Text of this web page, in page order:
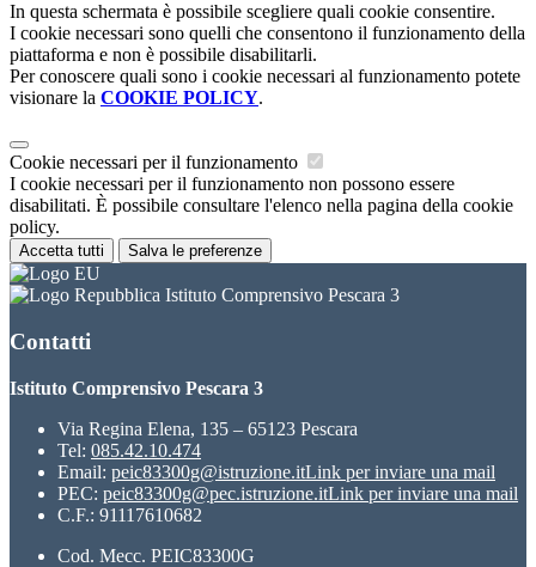
In questa schermata è possibile scegliere quali cookie consentire.
I cookie necessari sono quelli che consentono il funzionamento della
piattaforma e non è possibile disabilitarli.
Per conoscere quali sono i cookie necessari al funzionamento potete
visionare la COOKIE POLICY.
Cookie necessari per il funzionamento
I cookie necessari per il funzionamento non possono essere
disabilitati. È possibile consultare l'elenco nella pagina della cookie
policy.
Accetta tutti Salva le preferenze
Istituto Comprensivo Pescara 3
Contatti
Istituto Comprensivo Pescara 3
Via Regina Elena, 135 – 65123 Pescara
Tel: 085.42.10.474
Email: peic83300g@istruzione.itLink per inviare una mail
PEC: peic83300g@pec.istruzione.itLink per inviare una mail
C.F.: 91117610682
Cod. Mecc. PEIC83300G